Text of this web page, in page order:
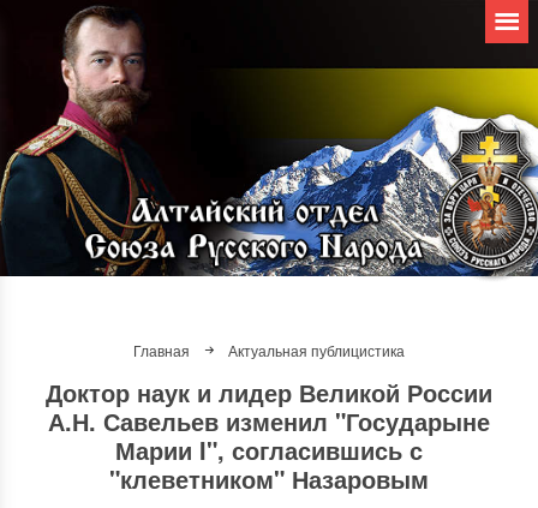
Главная Актуальная публицистика
Доктор наук и лидер Великой России
А.Н. Савельев изменил "Государыне
Марии I", согласившись с
"клеветником" Назаровым